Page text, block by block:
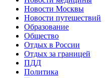
Новости Москвы
Новости путешествий
Образование
Общество
Отдых в России
Отдых за границей
ПДД
Политика